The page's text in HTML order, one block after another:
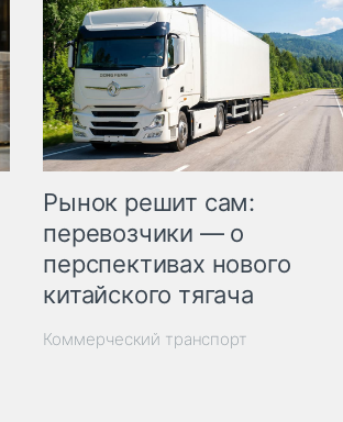
Рынок решит сам:
перевозчики — о
перспективах нового
китайского тягача
Коммерческий транспорт